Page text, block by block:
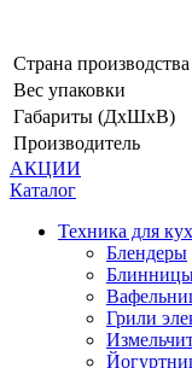
Страна производства
Вес упаковки
Габариты (ДхШхВ)
Производитель
АКЦИИ
Каталог
Техника для
Блендеры
Блинницы
Грили